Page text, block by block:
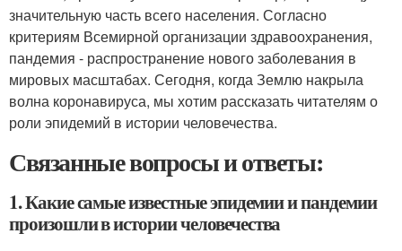
значительную часть всего населения. Согласно
критериям Всемирной организации здравоохранения,
пандемия - распространение нового заболевания в
мировых масштабах. Сегодня, когда Землю накрыла
волна коронавируса, мы хотим рассказать читателям о
роли эпидемий в истории человечества.
Связанные вопросы и ответы:
1. Какие самые известные эпидемии и пандемии
произошли в истории человечества